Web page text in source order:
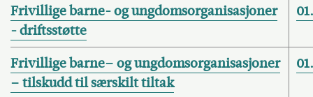
Frivillige barne- og ungdomsorganisasjoner
- driftsstøtte
Frivillige barne– og ungdomsorganisasjoner
– tilskudd til særskilt tiltak